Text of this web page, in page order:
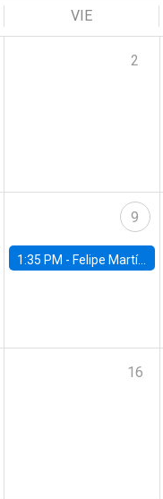
VIE
2
9
1:35 PM - Felipe Martínez, alumno Doctorado en Economía UC
16